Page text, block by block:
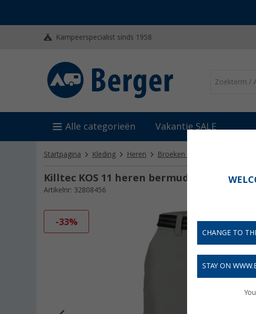
Kampeerspecialist sinds 1958
Alle categorieën Vakantie SALE
Startpagina Kleding Heren Broeken & shorts Killtec
Killtec KOS 11 heren bermuda met riem
Artikelnr: 32808456
-33%
CHANGE TO
STAY ON